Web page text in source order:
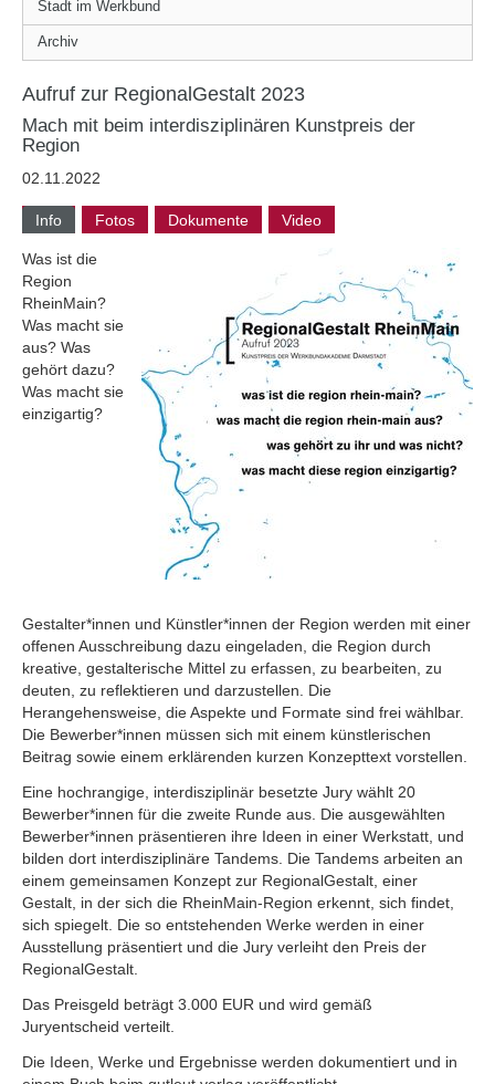
Stadt im Werkbund
Archiv
Aufruf zur RegionalGestalt 2023
Mach mit beim interdisziplinären Kunstpreis der
Region
02.11.2022
Info Fotos Dokumente Video
Was ist die
Region
RheinMain?
Was macht sie
aus? Was
gehört dazu?
Was macht sie
einzigartig?
Gestalter*innen und Künstler*innen der Region werden mit einer
offenen Ausschreibung dazu eingeladen, die Region durch
kreative, gestalterische Mittel zu erfassen, zu bearbeiten, zu
deuten, zu reflektieren und darzustellen. Die
Herangehensweise, die Aspekte und Formate sind frei wählbar.
Die Bewerber*innen müssen sich mit einem künstlerischen
Beitrag sowie einem erklärenden kurzen Konzepttext vorstellen.
Eine hochrangige, interdisziplinär besetzte Jury wählt 20
Bewerber*innen für die zweite Runde aus. Die ausgewählten
Bewerber*innen präsentieren ihre Ideen in einer Werkstatt, und
bilden dort interdisziplinäre Tandems. Die Tandems arbeiten an
einem gemeinsamen Konzept zur RegionalGestalt, einer
Gestalt, in der sich die RheinMain-Region erkennt, sich findet,
sich spiegelt. Die so entstehenden Werke werden in einer
Ausstellung präsentiert und die Jury verleiht den Preis der
RegionalGestalt.
Das Preisgeld beträgt 3.000 EUR und wird gemäß
Juryentscheid verteilt.
Die Ideen, Werke und Ergebnisse werden dokumentiert und in